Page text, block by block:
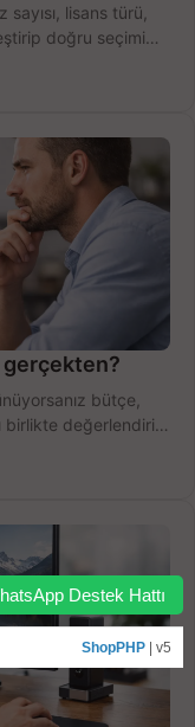
lisans türü,
doğru seçimi
gerçekten?
bütçe,
birlikte değerlendirin,
Destek Hattı
ShopPHP | v5